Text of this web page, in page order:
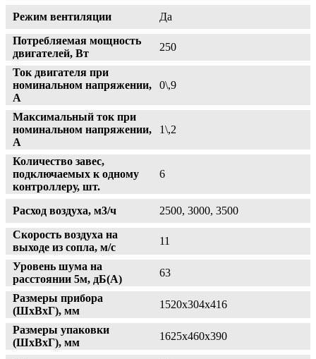
Режим вентиляции
Да
Потребляемая мощность
двигателей, Вт
250
Ток двигателя при
номинальном напряжении,
А
0\,9
Максимальный ток при
номинальном напряжении,
А
1\,2
Количество завес,
подключаемых к одному
контроллеру, шт.
6
Расход воздуха, м3/ч
2500, 3000, 3500
Скорость воздуха на
выходе из сопла, м/с
11
Уровень шума на
расстоянии 5м, дБ(А)
63
Размеры прибора
(ШхВхГ), мм
1520х304х416
Размеры упаковки
(ШхВхГ), мм
1625х460х390